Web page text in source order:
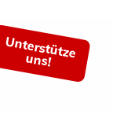
Unterstütze
uns!